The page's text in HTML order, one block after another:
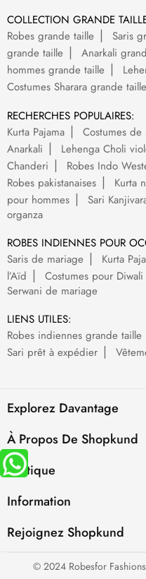
COLLECTION GRANDE
Robes grande taille
Saris
grande taille
Anarkali
hommes grande taille
Costumes Sharara grande taille
RECHERCHES POPULAIRES:
Kurta Pajama
Costumes
Anarkali
Lehenga Choli
Chanderi
Robes Indo
Robes pakistanaises
Kurta
pour hommes
Sari
organza
ROBES INDIENNES POUR
Saris de mariage
Kurta
l’Aïd
Costumes pour Diwali
Serwani de mariage
LIENS UTILES:
Robes indiennes grande taille
Sari prêt à expédier
Explorez Davantage
À Propos De Shopkund
Politique
Information
Rejoignez Shopkund
© 2024 Robesfor